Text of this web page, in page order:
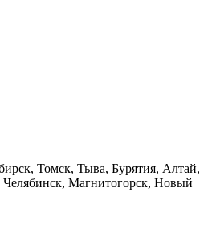
Томск, Тыва, Бурятия, Алтай,
Магнитогорск, Новый